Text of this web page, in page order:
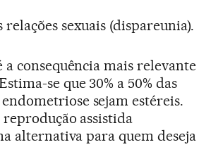
sexuais (dispareunia).
consequência mais relevante
se que 30% a 50% das
sejam estéreis.
reprodução assistida
alternativa para quem deseja